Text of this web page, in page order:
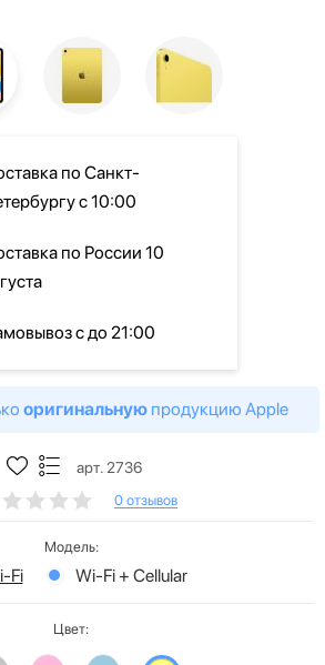
по Санкт-
с 10:00
по России 10
с до 21:00
оригинальную продукцию Apple
арт. 2736
0 отзывов
Модель:
Fi Wi-Fi + Cellular
Цвет: